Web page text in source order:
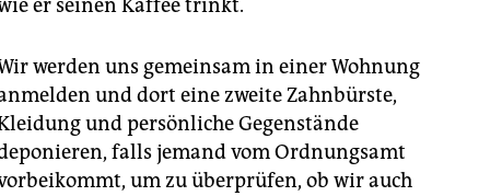
er seinen Kaffee trinkt.
werden uns gemeinsam in einer Wohnung
und dort eine zweite Zahnbürste,
und persönliche Gegenstände
falls jemand vom Ordnungsamt
um zu überprüfen, ob wir auch